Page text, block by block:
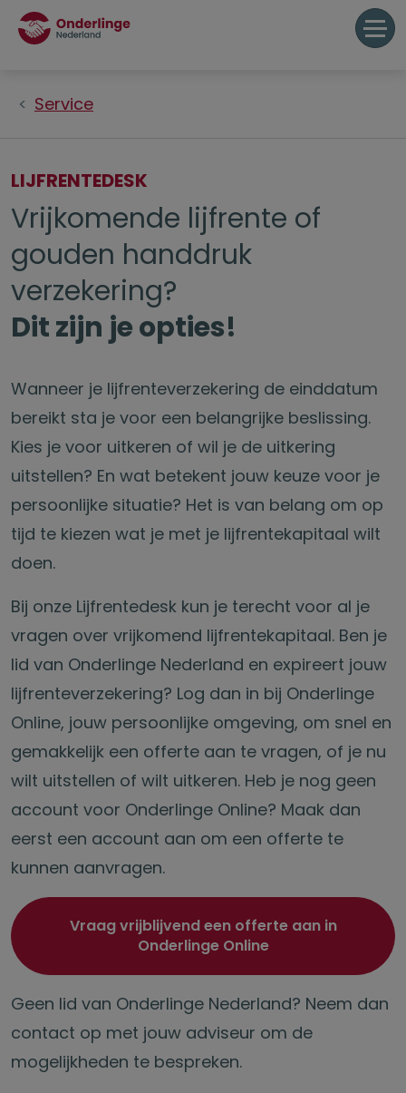
Service
LIJFRENTEDESK
Vrijkomende lijfrente of
gouden handdruk
verzekering?
Dit zijn je opties!
Wanneer je lijfrenteverzekering de einddatum
bereikt sta je voor een belangrijke beslissing.
Kies je voor uitkeren of wil je de uitkering
uitstellen? En wat betekent jouw keuze voor je
persoonlijke situatie? Het is van belang om op
tijd te kiezen wat je met je lijfrentekapitaal wilt
doen.
Bij onze Lijfrentedesk kun je terecht voor al je
vragen over vrijkomend lijfrentekapitaal. Ben je
lid van Onderlinge Nederland en expireert jouw
lijfrenteverzekering? Log dan in bij Onderlinge
Online, jouw persoonlijke omgeving, om snel en
gemakkelijk een offerte aan te vragen, of je nu
wilt uitstellen of wilt uitkeren. Heb je nog geen
account voor Onderlinge Online? Maak dan
eerst een account aan om een offerte te
kunnen aanvragen.
Vraag vrijblijvend een offerte aan in
Onderlinge Online
Geen lid van Onderlinge Nederland? Neem dan
contact op met jouw adviseur om de
mogelijkheden te bespreken.